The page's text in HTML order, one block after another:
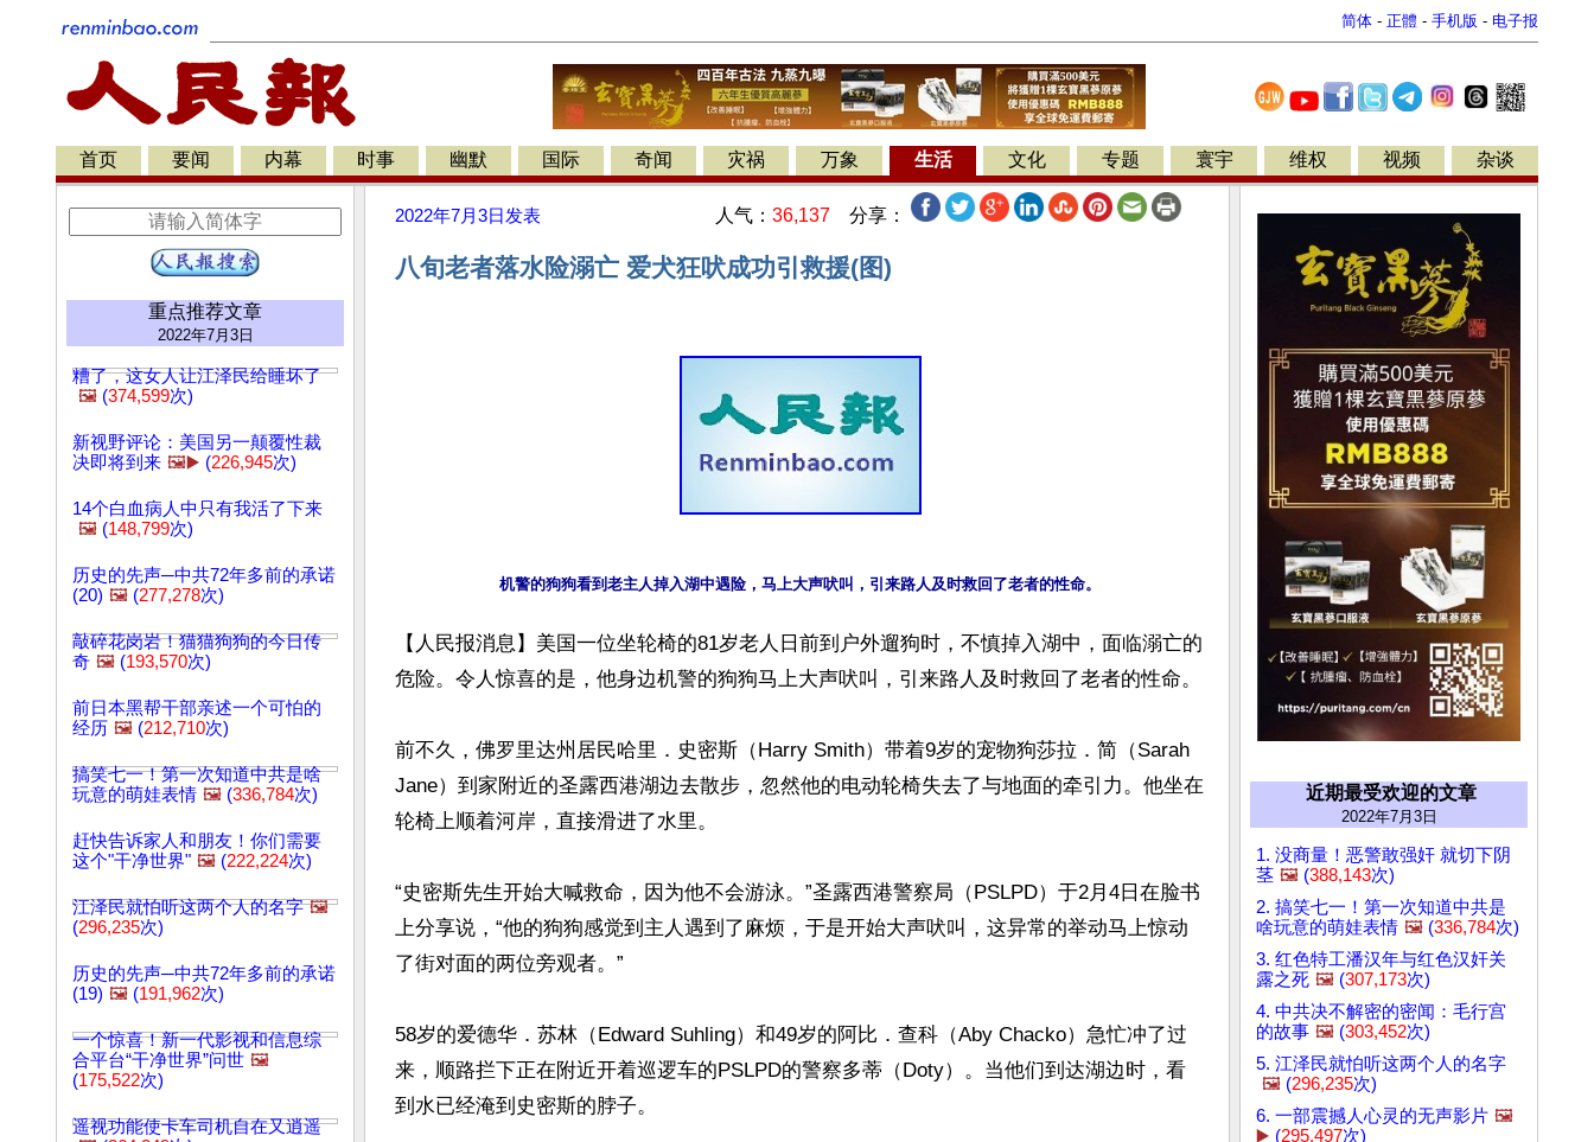
简体 - 正體 - 手机版 - 电子报
首页 要闻 内幕 时事 幽默 国际 奇闻 灾祸 万象 生活 文化 专题 寰宇 维权 视频 杂谈
重点推荐文章
2022年7月3日
糟了，这女人让江泽民给睡坏了
🖼️ (374,599次)
新视野评论：美国另一颠覆性裁
决即将到来 🖼️▶️ (226,945次)
14个白血病人中只有我活了下来
🖼️ (148,799次)
历史的先声─中共72年多前的承诺
(20) 🖼️ (277,278次)
敲碎花岗岩！猫猫狗狗的今日传
奇 🖼️ (193,570次)
前日本黑帮干部亲述一个可怕的
经历 🖼️ (212,710次)
搞笑七一！第一次知道中共是啥
玩意的萌娃表情 🖼️ (336,784次)
赶快告诉家人和朋友！你们需要
这个"干净世界" 🖼️ (222,224次)
江泽民就怕听这两个人的名字 🖼️
(296,235次)
历史的先声─中共72年多前的承诺
(19) 🖼️ (191,962次)
一个惊喜！新一代影视和信息综
合平台“干净世界”问世 🖼️
(175,522次)
遥视功能使卡车司机自在又逍遥
2022年7月3日 发表 人气： 36,137 分享：
八旬老者落水险溺亡 爱犬狂吠成功引救援(图)
【人民报消息】美国一位坐轮椅的81岁老人日前到户外遛狗时，不慎掉入湖中，面临溺亡的
危险。令人惊喜的是，他身边机警的狗狗马上大声吠叫，引来路人及时救回了老者的性命。
前不久，佛罗里达州居民哈里．史密斯（Harry Smith）带着9岁的宠物狗莎拉．简（Sarah
Jane）到家附近的圣露西港湖边去散步，忽然他的电动轮椅失去了与地面的牵引力。他坐在
轮椅上顺着河岸，直接滑进了水里。
“史密斯先生开始大喊救命，因为他不会游泳。”圣露西港警察局（PSLPD）于2月4日在脸书
上分享说，“他的狗狗感觉到主人遇到了麻烦，于是开始大声吠叫，这异常的举动马上惊动
了街对面的两位旁观者。”
58岁的爱德华．苏林（Edward Suhling）和49岁的阿比．查科（Aby Chacko）急忙冲了过
来，顺路拦下正在附近开着巡逻车的PSLPD的警察多蒂（Doty）。当他们到达湖边时，看
到水已经淹到史密斯的脖子。
近期最受欢迎的文章
2022年7月3日
1. 没商量！恶警敢强奸 就切下阴
茎 🖼️ (388,143次)
2. 搞笑七一！第一次知道中共是
啥玩意的萌娃表情 🖼️ (336,784次)
3. 红色特工潘汉年与红色汉奸关
露之死 🖼️ (307,173次)
4. 中共决不解密的密闻：毛行宫
的故事 🖼️ (303,452次)
5. 江泽民就怕听这两个人的名字
🖼️ (296,235次)
6. 一部震撼人心灵的无声影片 🖼️
▶️ (295,497次)